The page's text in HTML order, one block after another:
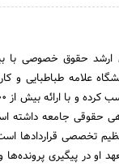
علامه طباطبایی و
سطح آگاهی حقوقی
تخصصی قراردادها
او در پیگیری پرونده‌ها